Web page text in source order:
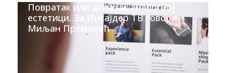
Повратак или долазак аналогној
естетици. За Инсајдер ТВ говори
Миљан Премовић